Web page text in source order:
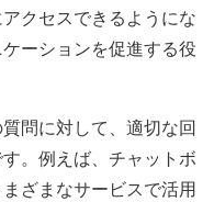
クセスできるようにな
ーションを促進する役
問に対して、適切な回
。例えば、チャットボ
ざまなサービスで活用